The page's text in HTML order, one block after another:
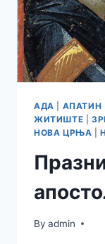
АДА АПАТИН
ЖИТИШТЕ
НОВА ЦРЊА |
By admin